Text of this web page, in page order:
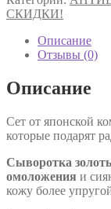
Смуто
-
Сыворотка,
крем
скраб
для
кожи!
СКИДКИ!
Описание
Отзывы (0)
Описание
Сет от японской
которые подарят
Сыворотка
омоложения и
кожу более